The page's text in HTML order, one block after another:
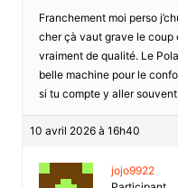
Franchement moi perso
cher çà vaut grave le coup
vraiment de qualité. Le
belle machine pour le
si tu compte y aller
10 avril 2026 à 16h40
jojo9922